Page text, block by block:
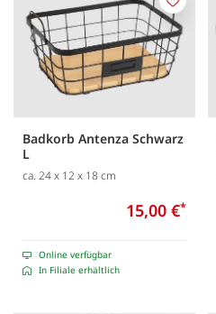
Badkorb Antenza Schwarz
L
ca. 24 x 12 x 18 cm
15,00 €*
Online verfügbar
In Filiale erhältlich
Merken